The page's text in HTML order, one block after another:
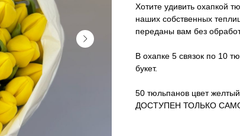
Хотите удивить охапкой
наших собственных
переданы вам без
В охапке 5 связок по 10
букет.
50 тюльпанов цвет
ДОСТУПЕН ТОЛЬКО